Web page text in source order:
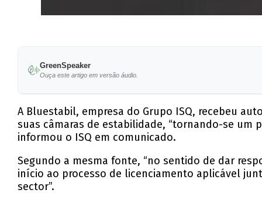
GreenSpeaker
Ouça este artigo em versão áudio.
A Bluestabil, empresa do Grupo ISQ, recebeu
suas câmaras de estabilidade, “tornando-se um
informou o ISQ em comunicado.
Segundo a mesma fonte, “no sentido de dar
início ao processo de licenciamento aplicável
sector”.